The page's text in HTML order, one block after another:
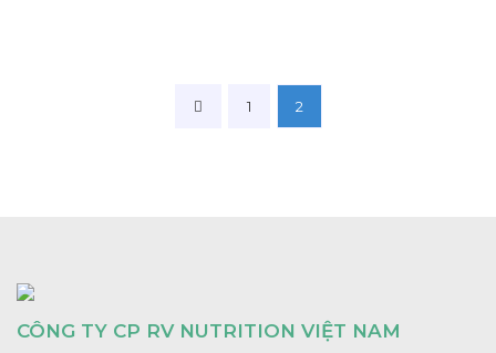
Phân1 2
CÔNG TY CP RV NUTRITION VIỆT NAM